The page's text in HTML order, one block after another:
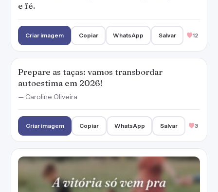
e fé.
Criar imagem Copiar WhatsApp Salvar 12
Prepare as taças: vamos transbordar
autoestima em 2026!
— Caroline Oliveira
Criar imagem Copiar WhatsApp Salvar 3